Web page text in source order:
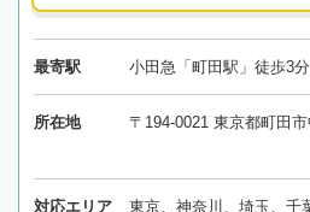
最寄駅 小田急「町田駅」徒歩3
所在地 〒194-0021 東京都町田
対応エリア 東京、神奈川、埼玉、千